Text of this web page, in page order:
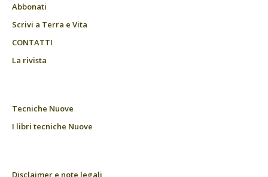
Abbonati
Scrivi a Terra e Vita
CONTATTI
La rivista
Tecniche Nuove
I libri tecniche Nuove
Disclaimer e note legali